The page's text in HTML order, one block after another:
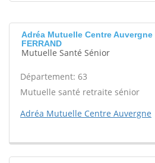
Adréa Mutuelle Centre Auvergne
FERRAND
Mutuelle Santé Sénior
Département: 63
Mutuelle santé retraite sénior
Adréa Mutuelle Centre Auvergne